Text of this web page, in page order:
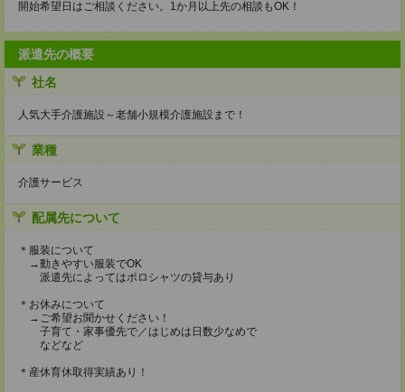
開始希望日はご相談ください。1か月以上先の相談もOK！
派遣先の概要
社名
人気大手介護施設～老舗小規模介護施設まで！
業種
介護サービス
配属先について
＊服装について
→動きやすい服装でOK
派遣先によってはポロシャツの貸与あり
＊お休みについて
→ご希望お聞かせください！
子育て・家事優先で／はじめは日数少なめで
などなど
＊産休育休取得実績あり！